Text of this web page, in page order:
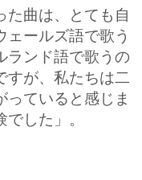
た曲は、とても自
ールズ語で歌う
ランド語で歌うの
すが、私たちは二
っていると感じま
した」。